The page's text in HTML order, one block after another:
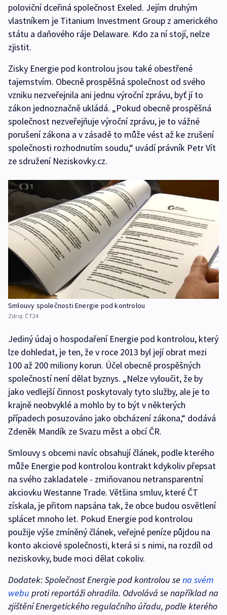
poloviční dceřiná společnost Exeled. Jejím druhým
vlastníkem je Titanium Investment Group z amerického
státu a daňového ráje Delaware. Kdo za ní stojí, nelze
zjistit.
Zisky Energie pod kontrolou jsou také obestřené
tajemstvím. Obecně prospěšná společnost od svého
vzniku nezveřejnila ani jednu výroční zprávu, byť jí to
zákon jednoznačně ukládá. „Pokud obecně prospěšná
společnost nezveřejňuje výroční zprávu, je to vážné
porušení zákona a v zásadě to může vést až ke zrušení
společnosti rozhodnutím soudu,“ uvádí právník Petr Vít
ze sdružení Neziskovky.cz.
Smlouvy společnosti Energie pod kontrolou
Zdroj: ČT24
Jediný údaj o hospodaření Energie pod kontrolou, který
lze dohledat, je ten, že v roce 2013 byl její obrat mezi
100 až 200 miliony korun. Účel obecně prospěšných
společností není dělat byznys. „Nelze vyloučit, že by
jako vedlejší činnost poskytovaly tyto služby, ale je to
krajně neobvyklé a mohlo by to být v některých
případech posuzováno jako obcházení zákona,“ dodává
Zdeněk Mandík ze Svazu měst a obcí ČR.
Smlouvy s obcemi navíc obsahují článek, podle kterého
může Energie pod kontrolou kontrakt kdykoliv přepsat
na svého zakladatele - zmiňovanou netransparentní
akciovku Westanne Trade. Většina smluv, které ČT
získala, je přitom napsána tak, že obce budou osvětlení
splácet mnoho let. Pokud Energie pod kontrolou
použije výše zmíněný článek, veřejné peníze půjdou na
konto akciové společnosti, která si s nimi, na rozdíl od
neziskovky, bude moci dělat cokoliv.
Dodatek: Společnost Energie pod kontrolou se na svém
webu proti reportáži ohradila. Odvolává se například na
zjištění Energetického regulačního úřadu, podle kterého